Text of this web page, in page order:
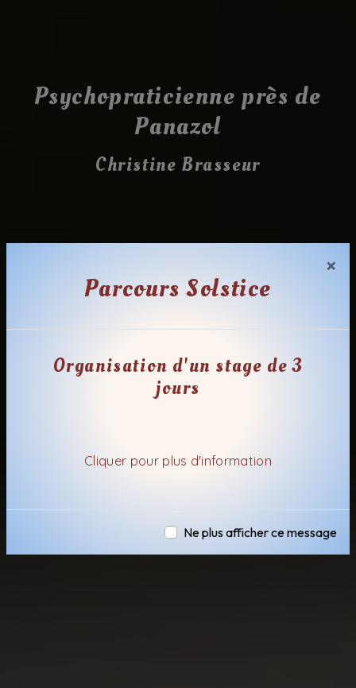
Parcours Solstice
×
Organisation d'un stage de 3
jours
Cliquer pour plus d'information
Ne plus afficher ce message
Psychopraticienne près de
Panazol
Christine Brasseur